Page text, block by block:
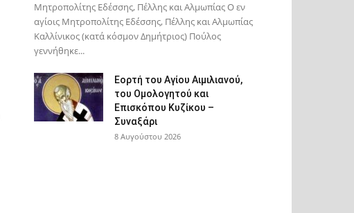
Μητροπολίτης Εδέσσης, Πέλλης και Αλμωπίας Ο εν
αγίοις Μητροπολίτης Εδέσσης, Πέλλης και Αλμωπίας
Καλλίνικος (κατά κόσμον Δημήτριος) Πούλος
γεννήθηκε...
Εορτή του Αγίου Αιμιλιανού,
του Ομολογητού και
Επισκόπου Κυζίκου –
Συναξάρι
8 Αυγούστου 2026